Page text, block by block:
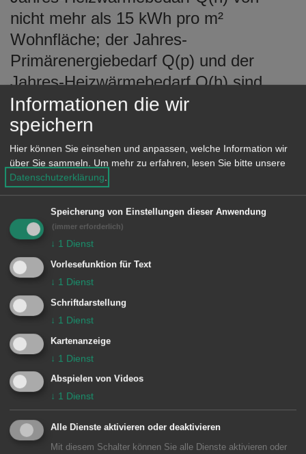
nicht mehr als 15 kWh pro m²
Wohnfläche; der Jahres-
Primärenergiebedarf Q(p) und der
Jahres-Heizwärmebedarf Q(h) sind
nach dem Passivhaus
Projektierungspaket (PHPP), Stand
2004, oder einem gleichwertigen
Verfahren auf der Grundlage der DIN
EN 832, Ausgabe 2003-2006, durch
einen Sachverständigen nachzuweisen,
Nr. 2: Gebäuden, deren
Heizungsanlage unter Verwendung von
erneuerbaren Energien so betrieben
werden kann, dass der Höchstwert im
Wärmeschutz sowie der Wert des
höchstzulässigen Jahres-
Primärenergiebedarfs um jeweils
mindestens 50 % niedriger ist als die
Höchstwerte gem. Anhang 1 zu § 3 der
Verordnung über energiesparenden
Informationen die wir
speichern
Hier können Sie einsehen und anpassen, welche Information wir
über Sie sammeln. Um mehr zu erfahren, lesen Sie bitte unsere
Datenschutzerklärung.
Speicherung von Einstellungen dieser Anwendung
(immer erforderlich)
↓ 1 Dienst
Vorlesefunktion für Text
↓ 1 Dienst
Schriftdarstellung
↓ 1 Dienst
Kartenanzeige
↓ 1 Dienst
Abspielen von Videos
↓ 1 Dienst
Alle Dienste aktivieren oder deaktivieren
Mit diesem Schalter können Sie alle Dienste aktivieren oder